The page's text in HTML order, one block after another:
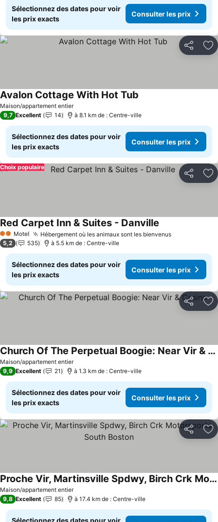
Sélectionnez des dates pour voir
les prix exacts
Consulter les prix
Partager
Maison/appartement entier
Avalon Cottage With Hot Tub
9,7 Excellent 14 à 8.1 km de : Centre-ville
Sélectionnez des dates pour voir
les prix exacts
Consulter les prix
Partager
Choix populaire
2 ÉtoilesMotel Hébergement où les animaux sont les bienvenusConsulter
Red Carpet Inn & Suites - Danville
5,2 535 à 5.5 km de : Centre-ville
Sélectionnez des dates pour voir
les prix exacts
Consulter les prix
Partager
Maison/appartement entier
Church Of The Perpetual Boogie: Near Vir & Casino
Consulter les prix
9,9 Excellent 21 à 1.3 km de : Centre-ville
Sélectionnez des dates pour voir
les prix exacts
Consulter les prix
Partager
Maison/appartement entier
Proche Vir, Martinsville Spdwy, Birch Crk Motorsports, South Boston
Consulter les prix
9,8 Excellent 85 à 17.4 km de : Centre-ville
Sélectionnez des dates pour voir